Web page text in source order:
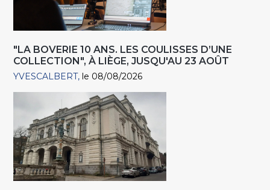
"LA BOVERIE 10 ANS. LES COULISSES D’UNE
COLLECTION", À LIÈGE, JUSQU'AU 23 AOÛT
YVESCALBERT le 08/08/2026